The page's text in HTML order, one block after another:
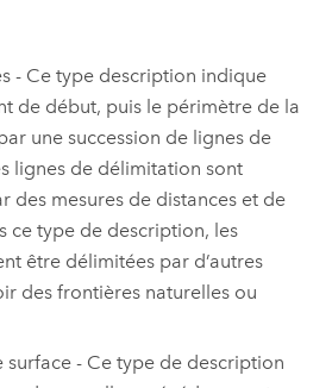
- Ce type description indique
de début, puis le périmètre de la
une succession de lignes de
lignes de délimitation sont
des mesures de distances et de
ce type de description, les
être délimitées par d’autres
des frontières naturelles ou
surface - Ce type de description